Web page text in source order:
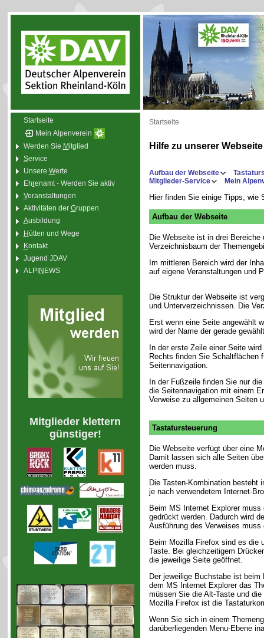
Startseite
Mein Alpenverein
Werden Sie Mitglied
Service
Unsere Werte
Ehrenamt - Werden Sie aktiv
Veranstaltungen
Aktivitäten der Gruppen
Ausbildung
Hütten und Wege
Kontakt
Jugend JDAV
ALPINEWS
Mitglieder klettern
günstiger!
Startseite
Hilfe zu unserer Webseite
Aufbau der Webseite
Mitglieder-Service
Mein
Hier finden Sie einige Tipps, wie
Aufbau der Webseite
Die Webseite ist in drei
Verzeichnisbaum der
Im mittleren Bereich wird der
auf eigene Veranstaltungen und
Die Struktur der Webseite ist
und Unterverzeichnissen. Die
Erst wenn eine Seite angewählt
wird der Name der gerade
In der erste Zeile einer Seite
Rechts finden Sie Schaltflächen
Seitennavigation.
In der Fußzeile finden Sie nur
die Seitennavigation mit einem
Verweise zu allgemeinen Seiten
Tastatursteuerung
Die Webseite verfügt über eine
Damit lassen sich alle Seiten
werden muss.
Die Tasten-Kombination besteht
je nach verwendetem Internet-
Beim MS Internet Explorer
gedrückt werden. Dadurch wird
Ausführung des Verweises
Beim Mozilla Firefox sind es die
Taste. Bei gleichzeitigem
die jeweilige Seite geöffnet.
Der jeweilige Buchstabe ist
dem MS Internet Explorer das
müssen Sie die Alt-Taste und
Mozilla Firefox ist die
Wenn Sie sich in einem
darüberliegenden Menu-Ebene